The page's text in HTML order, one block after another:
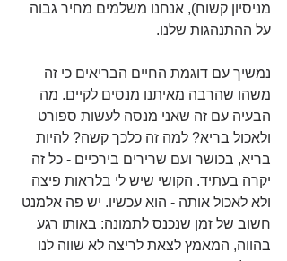
מניסיון קשוח), אנחנו משלמים מחיר גבוה
על ההתנהגות שלנו.
נמשיך עם דוגמת החיים הבריאים כי זה
משהו שהרבה מאיתנו מנסים לקיים. מה
הבעיה עם זה שאני מנסה לעשות ספורט
ולאכול בריא? למה זה כלכך קשה? להיות
בריא, בכושר ועם שרירים בירכיים - כל זה
יקרה בעתיד. הקושי שיש לי בלראות פיצה
ולא לאכול אותה - הוא עכשיו. יש פה אלמנט
חשוב של זמן שנכנס לתמונה: באותו רגע
בהווה, המאמץ לצאת לריצה לא שווה לנו